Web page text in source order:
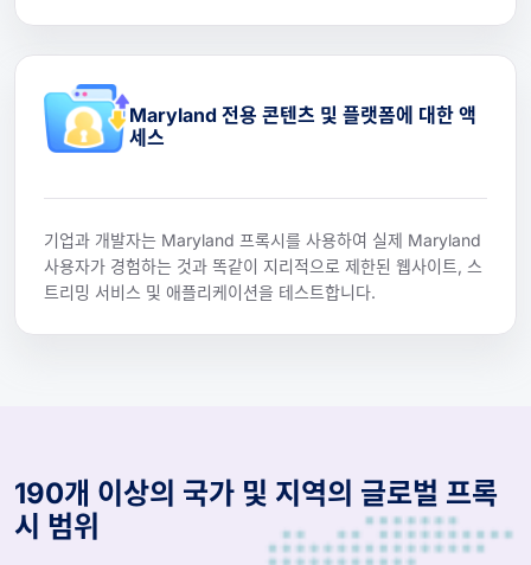
Maryland 전용 콘텐츠 및 플랫폼에 대한 액
세스
기업과 개발자는 Maryland 프록시를 사용하여 실제 Maryland
사용자가 경험하는 것과 똑같이 지리적으로 제한된 웹사이트, 스
트리밍 서비스 및 애플리케이션을 테스트합니다.
190개 이상의 국가 및 지역의 글로벌 프록
시 범위